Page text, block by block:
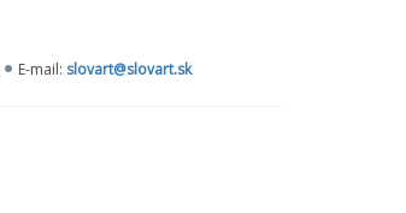
E-mail: slovart@slovart.sk